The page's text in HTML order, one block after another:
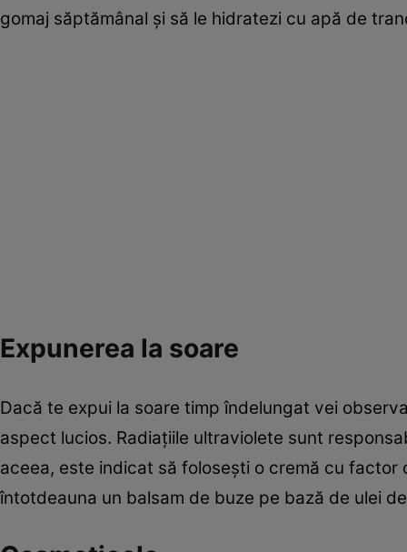
gomaj săptămânal şi să le hidratezi cu apă de
Expunerea la soare
Dacă te expui la soare timp îndelungat vei
aspect lucios. Radiaţiile ultraviolete sunt
aceea, este indicat să foloseşti o cremă cu
întotdeauna un balsam de buze pe bază de ulei